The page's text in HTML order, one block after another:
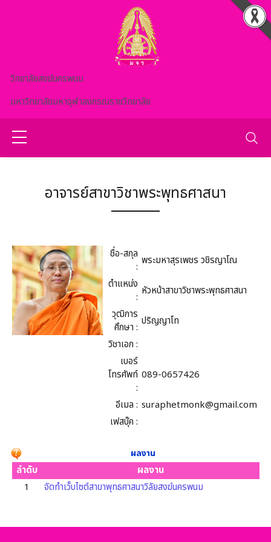
วิทยาลัยสงฆ์นครพนม
มหาวิทยาลัยมหาจุฬาลงกรณราชวิทยาลัย
อาจารย์สาขาวิชาพระพุทธศาสนา
ชื่อ-สกุล
: พระมหาสุรเพชร วชิรญาโณ
ตำแหน่ง
: หัวหน้าสาขาวิชาพระพุทธศาสนา
วุฒิการ
ศึกษา : ปริญญาโท
วิชาเอก :
เบอร์
โทรศัพท์
:
089-0657426
อีเมล : suraphetmonk@gmail.com
เฟสบุ๊ค :
ผลงาน
ลำดับ
ผลงาน
1
จัดทำเว็บไซต์สาขาพุทธศาสนาวิลัยสงฆ์นครพนม